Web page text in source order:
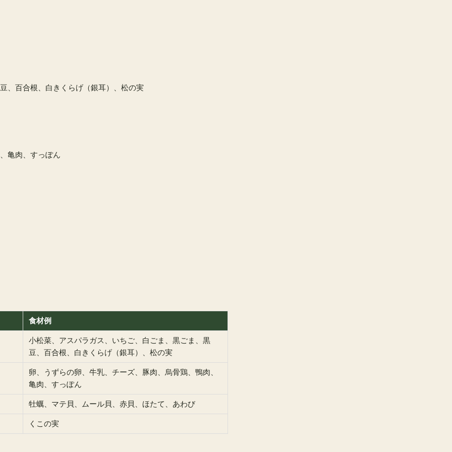
、百合根、白きくらげ（銀耳）、松の実
亀肉、すっぽん
食材例
小松菜、アスパラガス、いちご、白ごま、黒ごま、黒
豆、百合根、白きくらげ（銀耳）、松の実
卵、うずらの卵、牛乳、チーズ、豚肉、烏骨鶏、鴨肉、
亀肉、すっぽん
牡蠣、マテ貝、ムール貝、赤貝、ほたて、あわび
くこの実